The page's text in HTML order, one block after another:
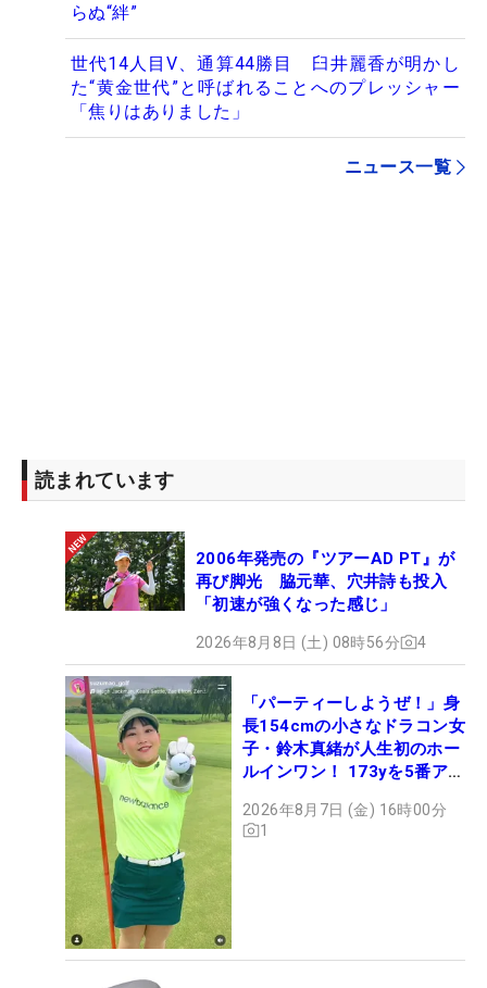
らぬ“絆”
世代14人目V、通算44勝目 臼井麗香が明かし
た“黄金世代”と呼ばれることへのプレッシャー
「焦りはありました」
ニュース一覧
読まれています
2006年発売の『ツアーAD PT』が
再び脚光 脇元華、穴井詩も投入
「初速が強くなった感じ」
2026年8月8日 (土) 08時56分 4
「パーティーしようぜ！」身
長154cmの小さなドラコン女
子・鈴木真緒が人生初のホー
ルインワン！ 173yを5番アイ
2026年8月7日 (金) 16時00分
1